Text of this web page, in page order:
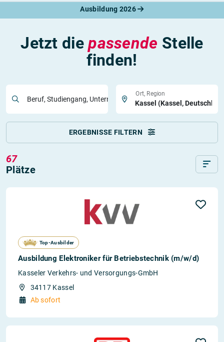
Ausbildung 2026
Jetzt diepassende Stelle
finden!
Beruf, Studiengang, Unternehmen
Ort, Region
ERGEBNISSE FILTERN
67
Plätze
Top-Ausbilder
Ausbildung Elektroniker für Betriebstechnik (m/w/d)
Kasseler Verkehrs- und Versorgungs-GmbH
34117 Kassel
Ab sofort